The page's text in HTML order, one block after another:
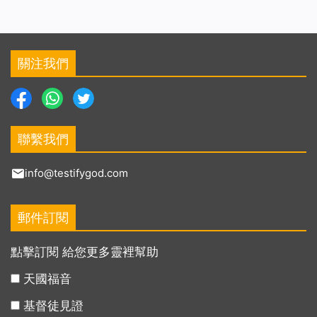
關注我們
聯繫我們
info@testifygod.com
郵件訂閱
點擊訂閱 給您更多靈裡幫助
天國福音
基督徒見證